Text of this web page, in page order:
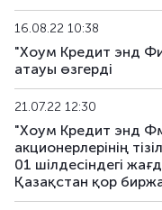
16.08.22 10:38
"Хоум Кредит энд
атауы өзгерді
21.07.22 12:30
"Хоум Кредит энд
акционерлерінің
01 шілдесіндегі
Қазақстан қор